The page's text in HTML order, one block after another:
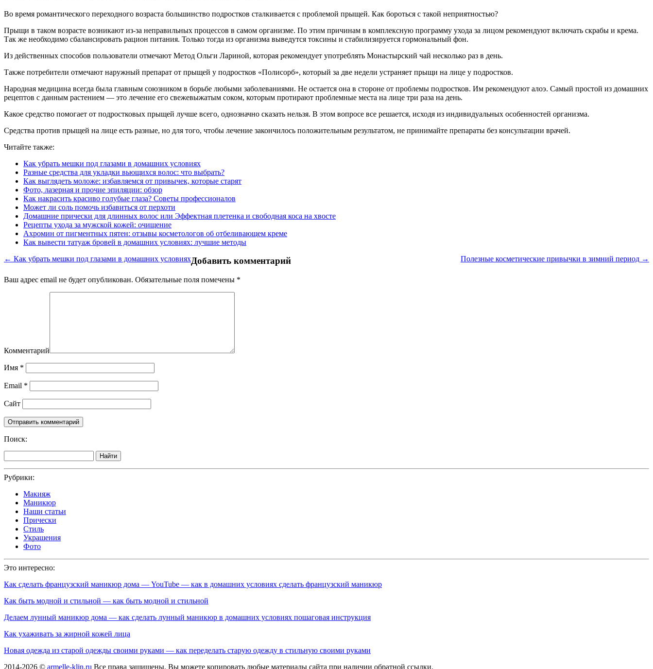
Во время романтического переходного возраста большинство подростков сталкивается с проблемой прыщей. Как бороться с такой неприятностью?
Прыщи в таком возрасте возникают из-за неправильных процессов в самом организме. По этим причинам в комплексную программу ухода за лицом рекомендуют включать скрабы и крема.
Так же необходимо сбалансировать рацион питания. Только тогда из организма выведутся токсины и стабилизируется гормональный фон.
Из действенных способов пользователи отмечают Метод Ольги Лариной, которая рекомендует употреблять Монастырский чай несколько раз в день.
Также потребители отмечают наружный препарат от прыщей у подростков «Полисорб», который за две недели устраняет прыщи на лице у подростков.
Народная медицина всегда была главным союзником в борьбе любыми заболеваниями. Не остается она в стороне от проблемы подростков. Им рекомендуют алоэ. Самый простой из домашних
рецептов с данным растением — это лечение его свежевыжатым соком, которым протирают проблемные места на лице три раза на день.
Какое средство помогает от подростковых прыщей лучше всего, однозначно сказать нельзя. В этом вопросе все решается, исходя из индивидуальных особенностей организма.
Средства против прыщей на лице есть разные, но для того, чтобы лечение закончилось положительным результатом, не принимайте препараты без консультации врачей.
Читайте также:
Как убрать мешки под глазами в домашних условиях
Разные средства для укладки вьющихся волос: что выбрать?
Как выглядеть моложе: избавляемся от привычек, которые старят
Фото, лазерная и прочие эпиляции: обзор
Как накрасить красиво голубые глаза? Советы профессионалов
Может ли соль помочь избавиться от перхоти
Домашние прически для длинных волос или Эффектная плетенка и свободная коса на хвосте
Рецепты ухода за мужской кожей: очищение
Ахромин от пигментных пятен: отзывы косметологов об отбеливающем креме
Как вывести татуаж бровей в домашних условиях: лучшие методы
← Как убрать мешки под глазами в домашних условиях
Полезные косметические привычки в зимний период →
Добавить комментарий
Ваш адрес email не будет опубликован. Обязательные поля помечены *
Комментарий
Имя *
Email *
Сайт
Поиск:
Найти
Рубрики:
Макияж
Маникюр
Наши статьи
Прически
Стиль
Украшения
Фото
Это интересно:
Как сделать французский маникюр дома — YouTube — как в домашних условиях сделать французский маникюр
Как быть модной и стильной — как быть модной и стильной
Делаем лунный маникюр дома — как сделать лунный маникюр в домашних условиях пошаговая инструкция
Как ухаживать за жирной кожей лица
Новая одежда из старой одежды своими руками — как переделать старую одежду в стильную своими руками
2014-2026 © armelle-klin.ru Все права защищены. Вы можете копировать любые материалы сайта при наличии обратной ссылки.